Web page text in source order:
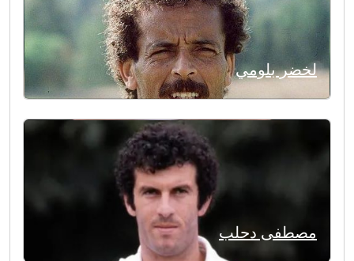
لخضر بلومي
مصطفى دحلب